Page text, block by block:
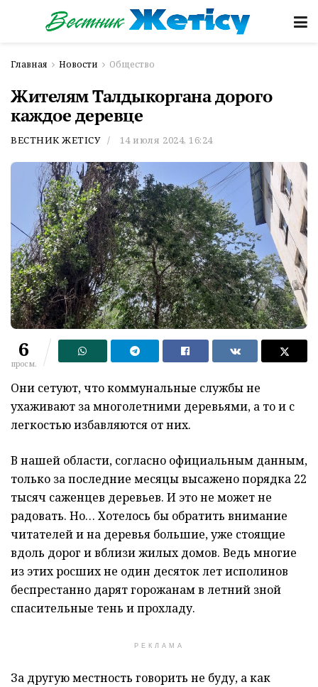
Главная Новости Общество
Жителям Талдыкоргана дорого
каждое деревце
ВЕСТНИК ЖЕТІСУ 14 июля 2024, 16:24
6
просм.
Они сетуют, что коммунальные службы не
ухаживают за многолетними деревьями, а то и с
легкостью избавляются от них.
В нашей области, согласно официальным данным,
только за последние месяцы высажено порядка 22
тысяч саженцев деревьев. И это не может не
радовать. Но… Хотелось бы обратить внимание
читателей и на деревья большие, уже стоящие
вдоль дорог и вблизи жилых домов. Ведь многие
из этих росших не один десяток лет исполинов
беспрестанно дарят горожанам в летний зной
спасительные тень и прохладу.
РЕКЛАМА
За другую местность говорить не буду, а как